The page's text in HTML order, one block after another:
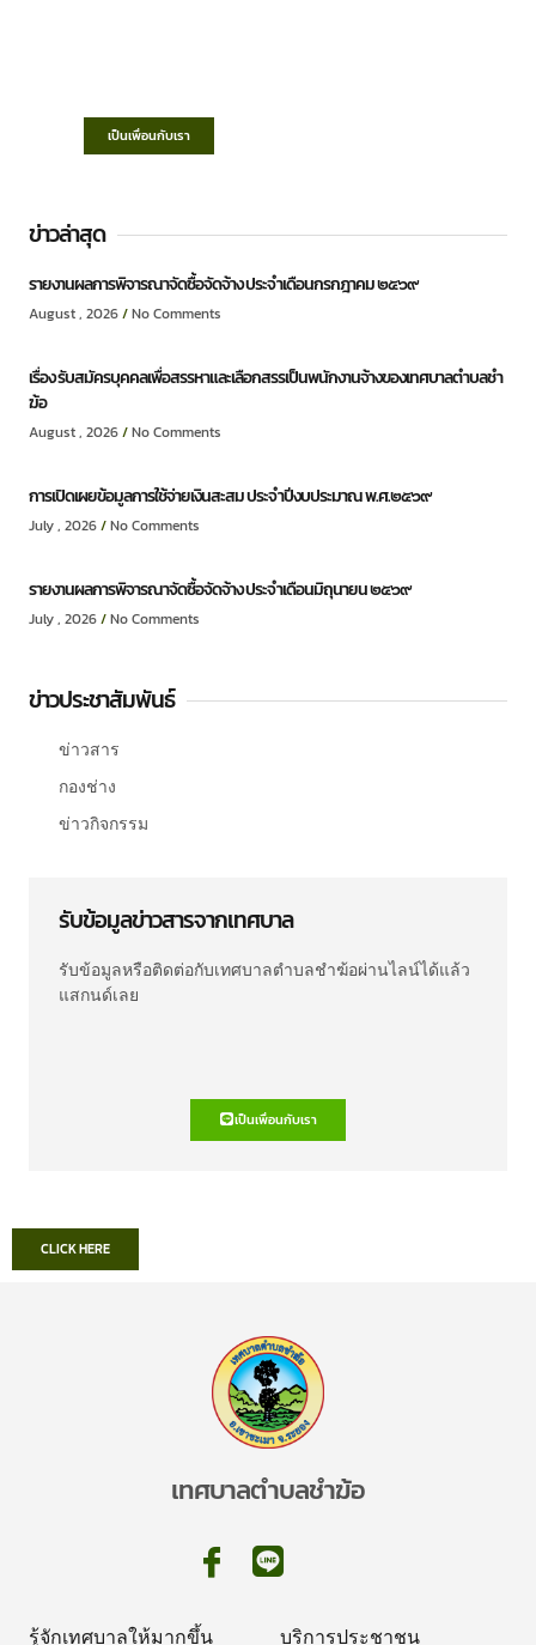
เป็นเพื่อนกับเรา
ข่าวล่าสุด
รายงานผลการพิจารณาจัดซื้อจัดจ้าง ประจำเดือนกรกฎาคม ๒๕๖๙
August , 2026 No Comments
เรื่อง รับสมัครบุคคลเพื่อสรรหาและเลือกสรรเป็นพนักงานจ้างของเทศบาลตำบลชำ
ฆ้อ
August , 2026 No Comments
การเปิดเผยข้อมูลการใช้จ่ายเงินสะสม ประจำปีงบประมาณ พ.ศ.๒๕๖๙
July , 2026 No Comments
รายงานผลการพิจารณาจัดซื้อจัดจ้าง ประจำเดือนมิถุนายน ๒๕๖๙
July , 2026 No Comments
ข่าวประชาสัมพันธ์
ข่าวสาร
กองช่าง
ข่าวกิจกรรม
รับข้อมูลข่าวสารจากเทศบาล
รับข้อมูลหรือติดต่อกับเทศบาลตำบลชำฆ้อผ่านไลน์ได้แล้ว
แสกนด์เลย
เป็นเพื่อนกับเรา
CLICK HERE
เทศบาลตำบลชำฆ้อ
รู้จักเทศบาลให้มากขึ้น บริการประชาชน